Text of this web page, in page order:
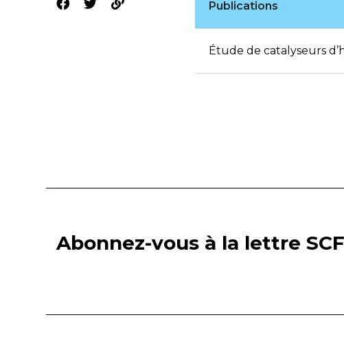
Publications
Étude de catalyseurs
Abonnez-vous à la lettre